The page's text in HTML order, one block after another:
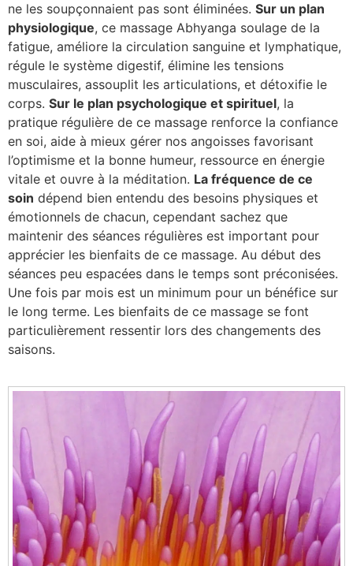
ne les soupçonnaient pas sont éliminées. Sur un plan
physiologique, ce massage Abhyanga soulage de la
fatigue, améliore la circulation sanguine et lymphatique,
régule le système digestif, élimine les tensions
musculaires, assouplit les articulations, et détoxifie le
corps. Sur le plan psychologique et spirituel, la
pratique régulière de ce massage renforce la confiance
en soi, aide à mieux gérer nos angoisses favorisant
l’optimisme et la bonne humeur, ressource en énergie
vitale et ouvre à la méditation. La fréquence de ce
soin dépend bien entendu des besoins physiques et
émotionnels de chacun, cependant sachez que
maintenir des séances régulières est important pour
apprécier les bienfaits de ce massage. Au début des
séances peu espacées dans le temps sont préconisées.
Une fois par mois est un minimum pour un bénéfice sur
le long terme. Les bienfaits de ce massage se font
particulièrement ressentir lors des changements des
saisons.